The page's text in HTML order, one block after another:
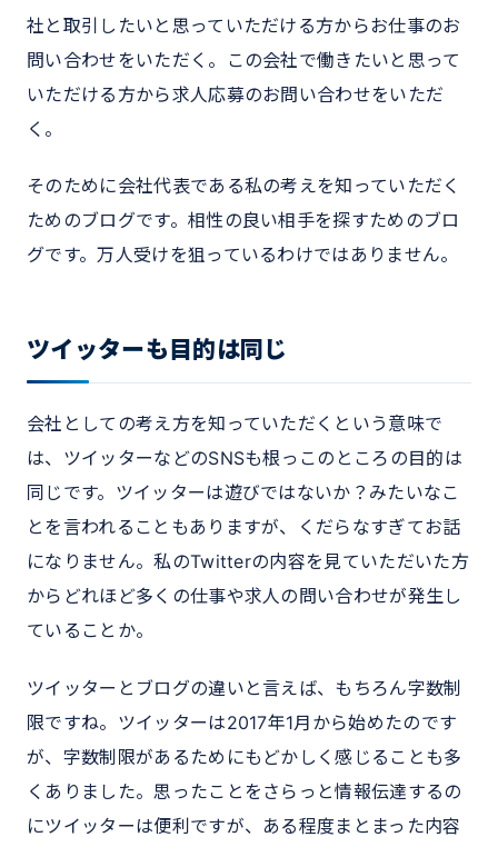
社と取引したいと思っていただける方からお仕事のお
問い合わせをいただく。この会社で働きたいと思って
いただける方から求人応募のお問い合わせをいただ
く。
そのために会社代表である私の考えを知っていただく
ためのブログです。相性の良い相手を探すためのブロ
グです。万人受けを狙っているわけではありません。
ツイッターも目的は同じ
会社としての考え方を知っていただくという意味で
は、ツイッターなどのSNSも根っこのところの目的は
同じです。ツイッターは遊びではないか？みたいなこ
とを言われることもありますが、くだらなすぎてお話
になりません。私のTwitterの内容を見ていただいた方
からどれほど多くの仕事や求人の問い合わせが発生し
ていることか。
ツイッターとブログの違いと言えば、もちろん字数制
限ですね。ツイッターは2017年1月から始めたのです
が、字数制限があるためにもどかしく感じることも多
くありました。思ったことをさらっと情報伝達するの
にツイッターは便利ですが、ある程度まとまった内容